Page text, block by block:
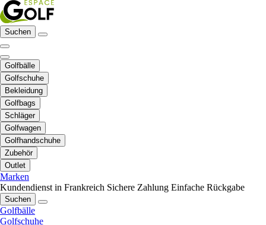
Suchen
Golfbälle
Golfschuhe
Bekleidung
Golfbags
Schläger
Golfwagen
Golfhandschuhe
Zubehör
Outlet
Marken
Kundendienst in Frankreich Sichere Zahlung Einfache Rückgabe
Suchen
Golfbälle
Golfschuhe